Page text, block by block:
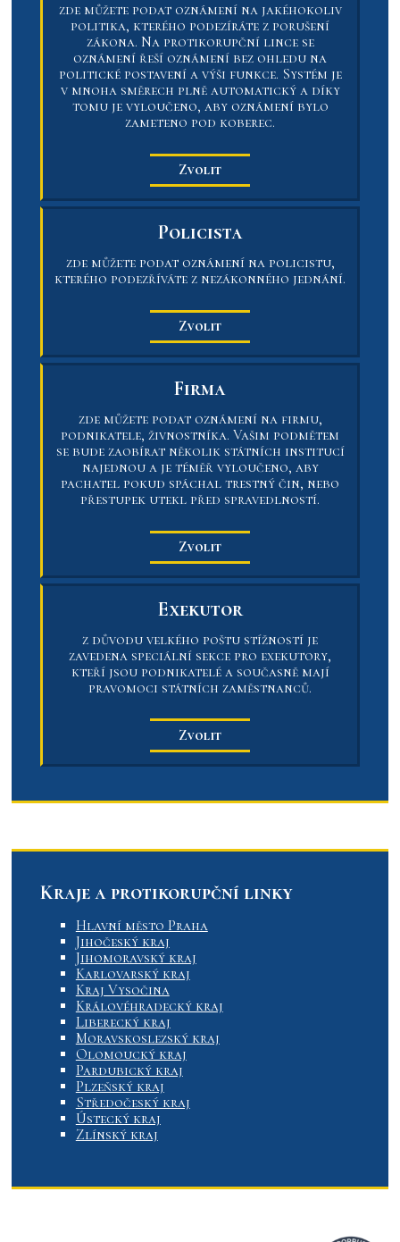
zde můžete podat oznámení na jakéhokoliv
politika, kterého podezíráte z porušení
zákona. Na protikorupční lince se
oznámení řeší oznámení bez ohledu na
politické postavení a výši funkce. Systém je
v mnoha směrech plně automatický a díky
tomu je vyloučeno, aby oznámení bylo
zameteno pod koberec.
Zvolit
Policista
zde můžete podat oznámení na policistu,
kterého podezříváte z nezákonného jednání.
Zvolit
Firma
zde můžete podat oznámení na firmu,
podnikatele, živnostníka. Vašim podmětem
se bude zaobírat několik státních institucí
najednou a je téměř vyloučeno, aby
pachatel pokud spáchal trestný čin, nebo
přestupek utekl před spravedlností.
Zvolit
Exekutor
z důvodu velkého poštu stížností je
zavedena speciální sekce pro exekutory,
kteří jsou podnikatelé a současně mají
pravomoci státních zaměstnanců.
Zvolit
Kraje a protikorupční linky
Hlavní město Praha
Jihočeský kraj
Jihomoravský kraj
Karlovarský kraj
Kraj Vysočina
Královéhradecký kraj
Liberecký kraj
Moravskoslezský kraj
Olomoucký kraj
Pardubický kraj
Plzeňský kraj
Středočeský kraj
Ústecký kraj
Zlínský kraj